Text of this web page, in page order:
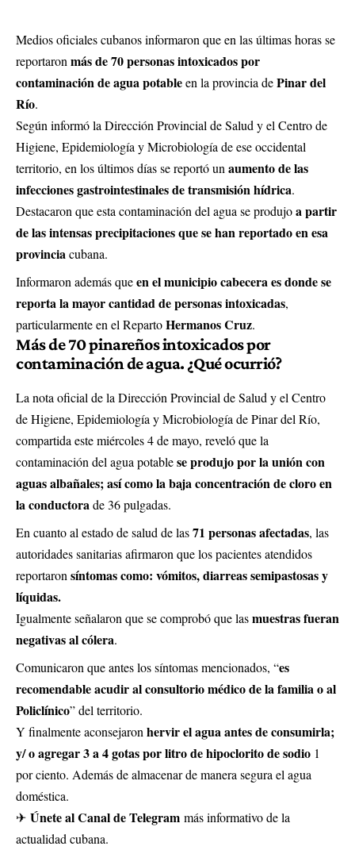
Medios oficiales cubanos informaron que en las últimas horas se
reportaronmás de 70 personas intoxicados por
contaminación de agua potableen la provincia dePinar del
Río.
Según informó la Dirección Provincial de Salud y el Centro de
Higiene, Epidemiología y Microbiología de ese occidental
territorio, en los últimos días se reportó unaumento de las
infecciones gastrointestinales de transmisión hídrica.
Destacaron que esta contaminación del agua se produjoa partir
de las intensas precipitaciones que se han reportado en esa
provinciacubana.
Informaron además queen el municipio cabecera es donde se
reporta la mayor cantidad de personas intoxicadas,
particularmente en el RepartoHermanos Cruz.
Más de 70 pinareños intoxicados por
contaminación de agua. ¿Qué ocurrió?
La nota oficial de la Dirección Provincial de Salud y el Centro
de Higiene, Epidemiología y Microbiología de Pinar del Río,
compartida este miércoles 4 de mayo, reveló que la
contaminación del agua potablese produjo por la unión con
aguas albañales; así como la baja concentración de cloro en
la conductorade 36 pulgadas.
En cuanto al estado de salud de las71 personas afectadas, las
autoridades sanitarias afirmaron que los pacientes atendidos
reportaronsíntomas como: vómitos, diarreas semipastosas y
líquidas.
Igualmente señalaron que se comprobó que lasmuestras fueran
negativas al cólera.
Comunicaron que antes los síntomas mencionados, “es
recomendable acudir al consultorio médico de la familia o al
Policlínico” del territorio.
Y finalmente aconsejaronhervir el agua antes de consumirla;
y/ o agregar 3 a 4 gotas por litro de hipoclorito de sodio 1
por ciento. Además de almacenar de manera segura el agua
doméstica.
✈ Únete al Canal de Telegram más informativo de la
actualidad cubana.